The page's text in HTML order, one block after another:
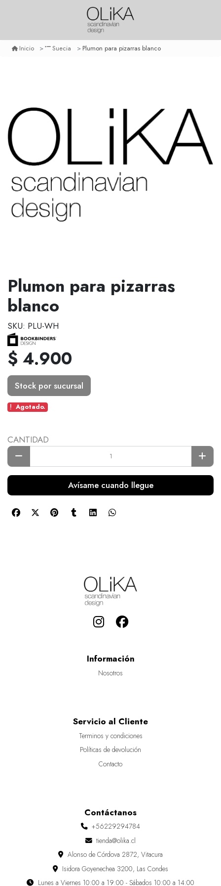
Inicio Suecia Plumon para pizarras blanco
Plumon para pizarras
blanco
SKU: PLU-WH
$ 4.900
Stock por sucursal
Agotado.
CANTIDAD
Avísame cuando llegue
Información
Nosotros
Servicio al Cliente
Terminos y condiciones
Políticas de devolución
Contacto
Contáctanos
+56229294784
tienda@olika.cl
Alonso de Córdova 2872, Vitacura
Isidora Goyenechea 3200, Las Condes
Lunes a Viernes 10:00 a 19:00 - Sábados 10:00 a 14:00